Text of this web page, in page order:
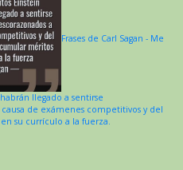
Frases de Carl Sagan - Me
llegado a sentirse
de exámenes competitivos y del
su currículo a la fuerza.